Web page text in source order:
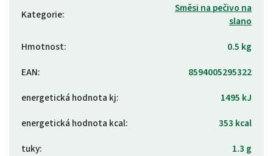
Kategorie:
Směsi na pečivo na
slano
Hmotnost:
0.5 kg
EAN:
8594005295322
energetická hodnota kj:
1495 kJ
energetická hodnota kcal:
353 kcal
tuky:
1.3 g